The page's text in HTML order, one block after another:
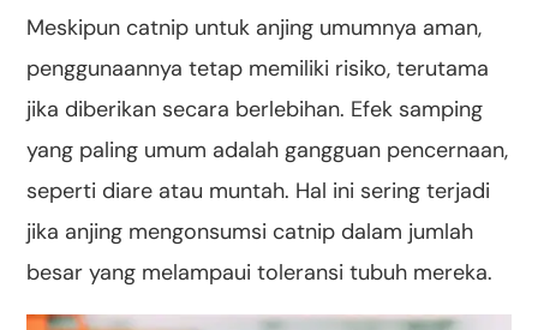
Meskipun catnip untuk anjing umumnya aman,
penggunaannya tetap memiliki risiko, terutama
jika diberikan secara berlebihan. Efek samping
yang paling umum adalah gangguan pencernaan,
seperti diare atau muntah. Hal ini sering terjadi
jika anjing mengonsumsi catnip dalam jumlah
besar yang melampaui toleransi tubuh mereka.